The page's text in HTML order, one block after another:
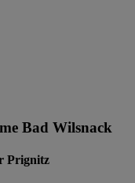
Bad Wilsnack
Prignitz